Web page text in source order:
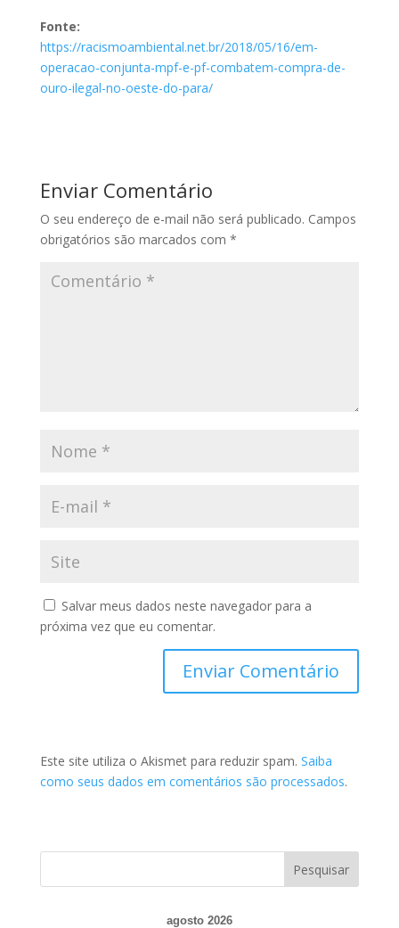
Fonte:
https://racismoambiental.net.br/2018/05/16/em-
operacao-conjunta-mpf-e-pf-combatem-compra-de-
ouro-ilegal-no-oeste-do-para/
Enviar Comentário
O seu endereço de e-mail não será publicado. Campos
obrigatórios são marcados com *
Salvar meus dados neste navegador para a
próxima vez que eu comentar.
Este site utiliza o Akismet para reduzir spam. Saiba
como seus dados em comentários são processados.
agosto 2026